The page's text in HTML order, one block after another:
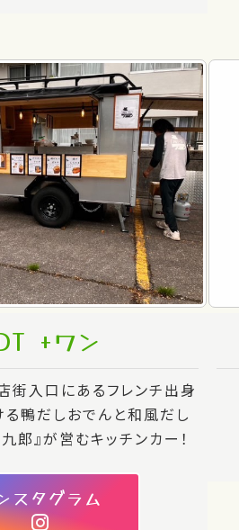
+ワン
街入口にあるフレンチ出身
る鴨だしおでんと和風だし
郎』が営むキッチンカー！
スタグラム